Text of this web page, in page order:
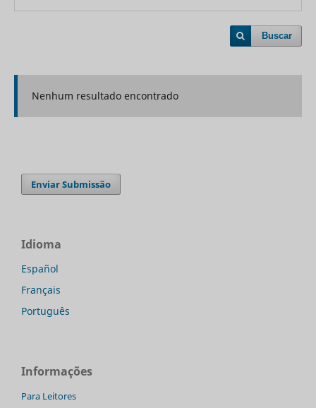
Buscar
Nenhum resultado encontrado
Enviar Submissão
Idioma
Español
Français
Português
Informações
Para Leitores